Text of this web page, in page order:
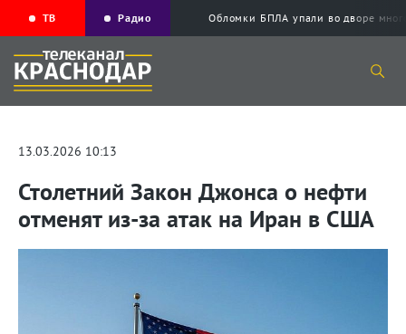
ТВ Радио Обломки БПЛА упали во дворе
13.03.2026 10:13
Столетний Закон Джонса о нефти
отменят из-за атак на Иран в США